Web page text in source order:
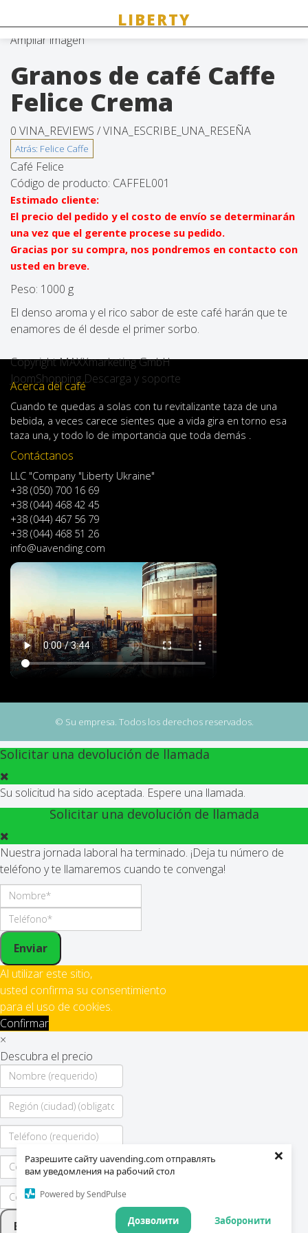
Разрешите сайту uavending.com отправлять
вам уведомления на рабочий стол
Powered by SendPulse
Заборонити
Дозволити
×
Ampliar imagen
Granos de café Caffe
Felice Crema
0 VINA_REVIEWS /VINA_ESCRIBE_UNA_RESEÑA
Café Felice
Código de producto: CAFFEL001
Estimado cliente:
El precio del pedido y el costo de envío se determinarán
una vez que el gerente procese su pedido.
Gracias por su compra, nos pondremos en contacto con
usted en breve.
Peso: 1000 g
El denso aroma y el rico sabor de este café harán que te
enamores de él desde el primer sorbo.
Copyright MAXXmarketing GmbH
JoomShopping Descarga y soporte
Acerca del café
Cuando te quedas a solas con tu revitalizante taza de una
bebida, a veces carece sientes que a vida gira en torno esa
taza una, y todo lo de importancia que toda demás .
Contáctanos
LLC "Company "Liberty Ukraine"
+38 (050) 700 16 69
+38 (044) 468 42 45
+38 (044) 467 56 79
+38 (044) 468 51 26
info@uavending.com
© Su empresa. Todos los derechos reservados.
Solicitar una devolución de llamada
Su solicitud ha sido aceptada. Espere una llamada.
Solicitar una devolución de llamada
Nuestra jornada laboral ha terminado. ¡Deja tu número de
teléfono y te llamaremos cuando te convenga!
Enviar
Al utilizar este sitio,
usted confirma su consentimiento
para el uso de cookies.
Confirmar
×
Descubra el precio
Enviar